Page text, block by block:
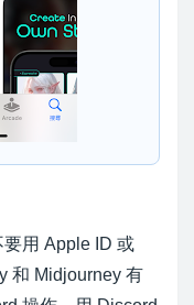
用 Apple ID 或
和 Midjourney 有